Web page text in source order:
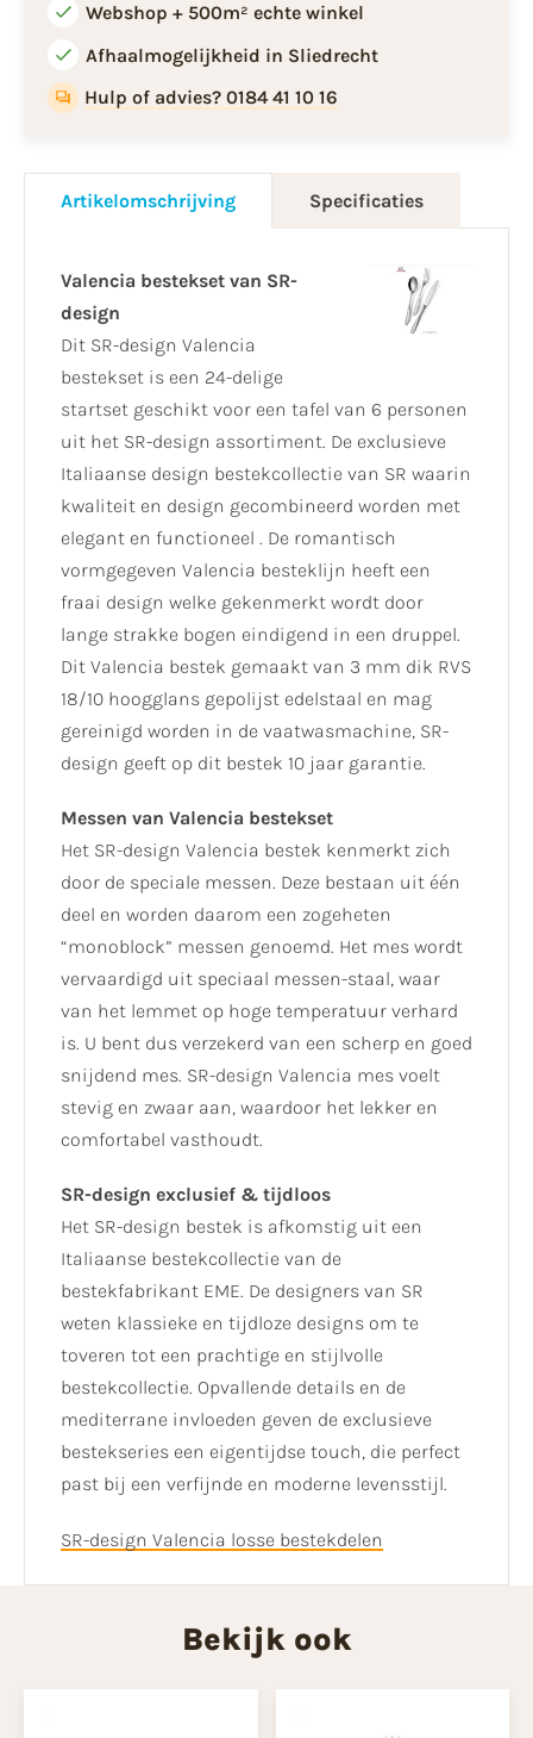
Webshop + 500m² echte winkel
Afhaalmogelijkheid in Sliedrecht
Hulp of advies? 0184 41 10 16
Artikelomschrijving Specificaties
Valencia bestekset van SR-
design
Dit SR-design Valencia
bestekset is een 24-delige
startset geschikt voor een tafel van 6 personen
uit het SR-design assortiment. De exclusieve
Italiaanse design bestekcollectie van SR waarin
kwaliteit en design gecombineerd worden met
elegant en functioneel . De romantisch
vormgegeven Valencia besteklijn heeft een
fraai design welke gekenmerkt wordt door
lange strakke bogen eindigend in een druppel.
Dit Valencia bestek gemaakt van 3 mm dik RVS
18/10 hoogglans gepolijst edelstaal en mag
gereinigd worden in de vaatwasmachine, SR-
design geeft op dit bestek 10 jaar garantie.
Messen van Valencia bestekset
Het SR-design Valencia bestek kenmerkt zich
door de speciale messen. Deze bestaan uit één
deel en worden daarom een zogeheten
“monoblock” messen genoemd. Het mes wordt
vervaardigd uit speciaal messen-staal, waar
van het lemmet op hoge temperatuur verhard
is. U bent dus verzekerd van een scherp en goed
snijdend mes. SR-design Valencia mes voelt
stevig en zwaar aan, waardoor het lekker en
comfortabel vasthoudt.
SR-design exclusief & tijdloos
Het SR-design bestek is afkomstig uit een
Italiaanse bestekcollectie van de
bestekfabrikant EME. De designers van SR
weten klassieke en tijdloze designs om te
toveren tot een prachtige en stijlvolle
bestekcollectie. Opvallende details en de
mediterrane invloeden geven de exclusieve
bestekseries een eigentijdse touch, die perfect
past bij een verfijnde en moderne levensstijl.
SR-design Valencia losse bestekdelen
Bekijk ook